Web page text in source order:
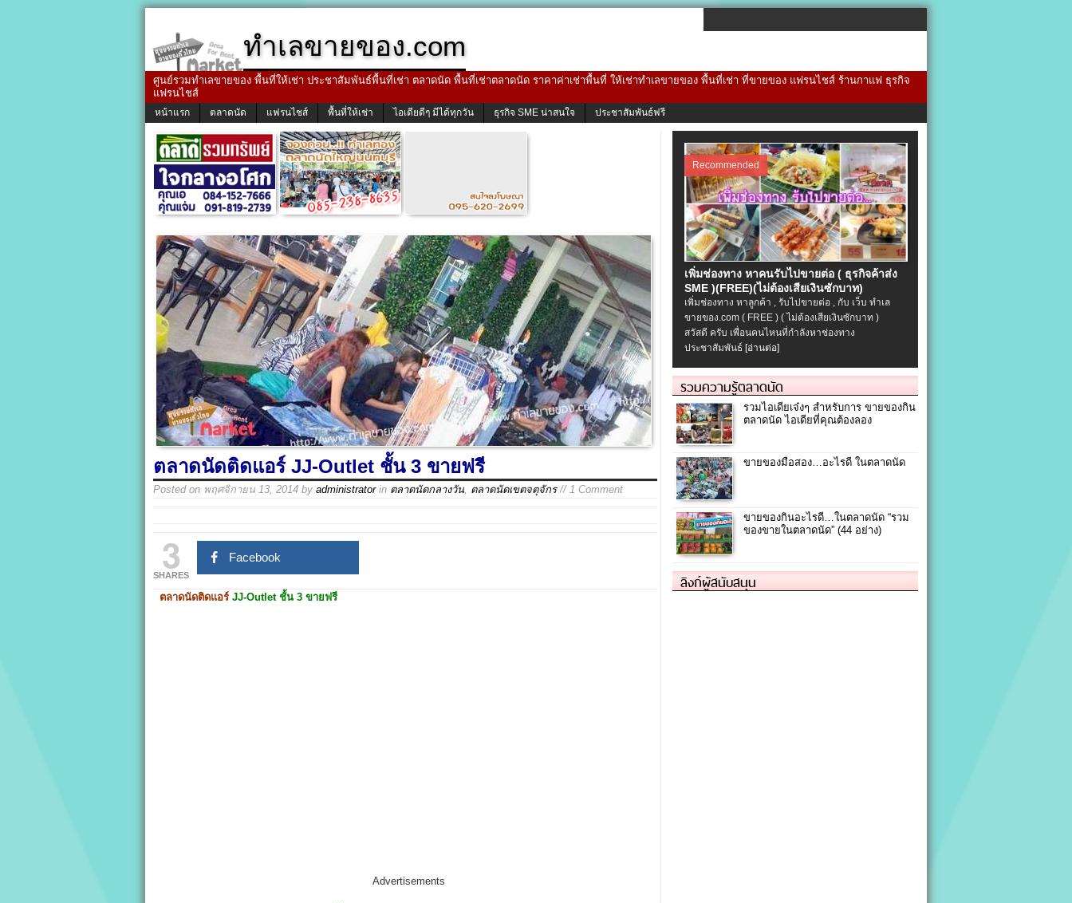
ทำเลขายของ.com
ศูนย์รวมทำเลขายของ พื้นที่ให้เช่า ประชาสัมพันธ์พื้นที่เช่า ตลาดนัด พื้นที่เช่าตลาดนัด ราคาค่าเช่าพื้นที่ ให้เช่าทำเลขายของ พื้นที่เช่า ที่ขายของ แฟรนไชส์ ร้านกาแฟ ธุรกิจ
แฟรนไชส์
หน้าแรก ตลาดนัด แฟรนไชส์ พื้นที่ให้เช่า ไอเดียดีๆ มีได้ทุกวัน ธุรกิจ SME น่าสนใจ ประชาสัมพันธ์ฟรี
ตลาดนัดติดแอร์ JJ-Outlet ชั้น 3 ขายฟรี
Posted on พฤศจิกายน 13, 2014 by administratorin ตลาดนัดกลางวัน ตลาดนัดเขตจตุจักร// 1 Comment
3
SHARES
Facebook
ตลาดนัดติดแอร์ JJ-Outlet ชั้น 3 ขายฟรี
Advertisements
Recommended
เพิ่มช่องทาง หาคนรับไปขายต่อ ( ธุรกิจค้าส่ง
SME )(FREE)(ไม่ต้องเสียเงินซักบาท)
เพิ่มช่องทาง หาลูกค้า , รับไปขายต่อ , กับ เว็บ ทำเล
ขายของ.com ( FREE ) ( ไม่ต้องเสียเงินซักบาท )
สวัสดี ครับ เพื่อนคนไหนที่กำลังหาช่องทาง
ประชาสัมพันธ์ [อ่านต่อ]
รวมความรู้ตลาดนัด
รวมไอเดียเจ๋งๆ สำหรับการ ขายของกิน
ตลาดนัด ไอเดียที่คุณต้องลอง
ขายของมือสอง…อะไรดี ในตลาดนัด
ขายของกินอะไรดี…ในตลาดนัด “รวม
ของขายในตลาดนัด” (44 อย่าง)
ลิงก์ผู้สนับสนุน